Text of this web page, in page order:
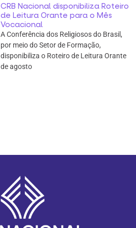
CRB Nacional disponibiliza Roteiro
de Leitura Orante para o Mês
Vocacional
A Conferência dos Religiosos do Brasil,
por meio do Setor de Formação,
disponibiliza o Roteiro de Leitura Orante
de agosto